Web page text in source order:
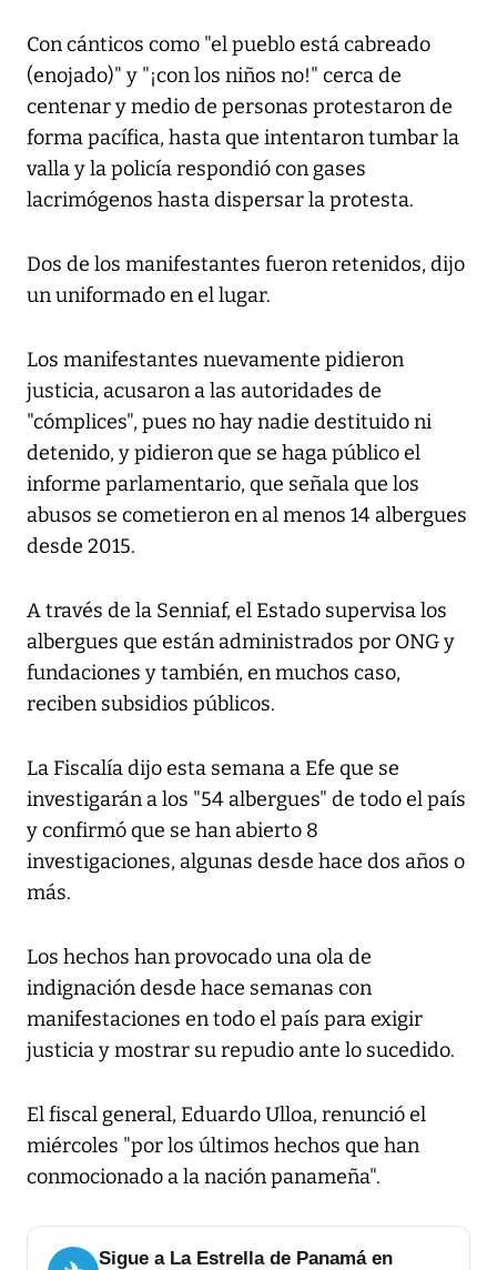
Con cánticos como "el pueblo está cabreado
(enojado)" y "¡con los niños no!" cerca de
centenar y medio de personas protestaron de
forma pacífica, hasta que intentaron tumbar la
valla y la policía respondió con gases
lacrimógenos hasta dispersar la protesta.
Dos de los manifestantes fueron retenidos, dijo
un uniformado en el lugar.
Los manifestantes nuevamente pidieron
justicia, acusaron a las autoridades de
"cómplices", pues no hay nadie destituido ni
detenido, y pidieron que se haga público el
informe parlamentario, que señala que los
abusos se cometieron en al menos 14 albergues
desde 2015.
A través de la Senniaf, el Estado supervisa los
albergues que están administrados por ONG y
fundaciones y también, en muchos caso,
reciben subsidios públicos.
La Fiscalía dijo esta semana a Efe que se
investigarán a los "54 albergues" de todo el país
y confirmó que se han abierto 8
investigaciones, algunas desde hace dos años o
más.
Los hechos han provocado una ola de
indignación desde hace semanas con
manifestaciones en todo el país para exigir
justicia y mostrar su repudio ante lo sucedido.
El fiscal general, Eduardo Ulloa, renunció el
miércoles "por los últimos hechos que han
conmocionado a la nación panameña".
Sigue a La Estrella de Panamá en